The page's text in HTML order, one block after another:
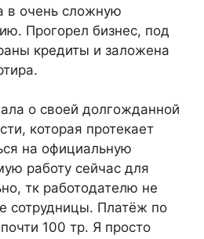
в очень сложную
Прогорел бизнес, под
кредиты и заложена
о своей долгожданной
которая протекает
на официальную
работу сейчас для
тк работодателю не
сотрудницы. Платёж по
100 тр. Я просто